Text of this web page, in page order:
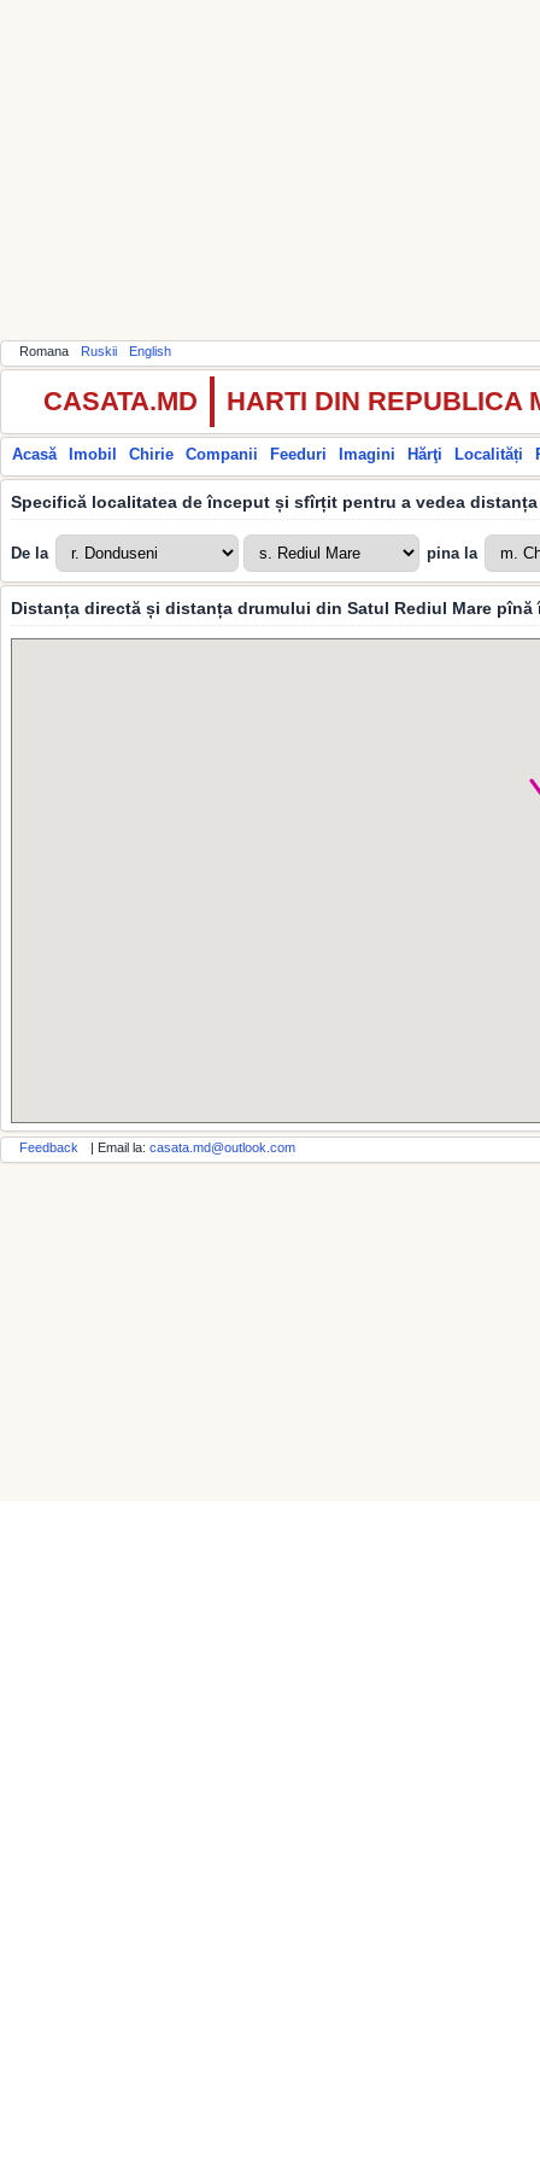
Romana Ruskii English
CASATA.MD HARTI DIN REPUBLICA
Acasă Imobil Chirie Companii Feeduri Imagini Hărţi Localități
Specifică localitatea de început și sfîrțit pentru a vedea
De la pina la
Distanța directă și distanța drumului din Satul Rediul Mare
Feedback | Email la: casata.md@outlook.com